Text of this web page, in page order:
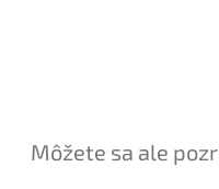
Môžete sa ale